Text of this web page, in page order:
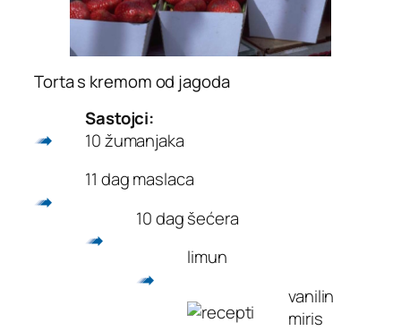
Torta s kremom od jagoda
Sastojci:
10 žumanjaka
11 dag maslaca
10 dag šećera
limun
vanilin
miris